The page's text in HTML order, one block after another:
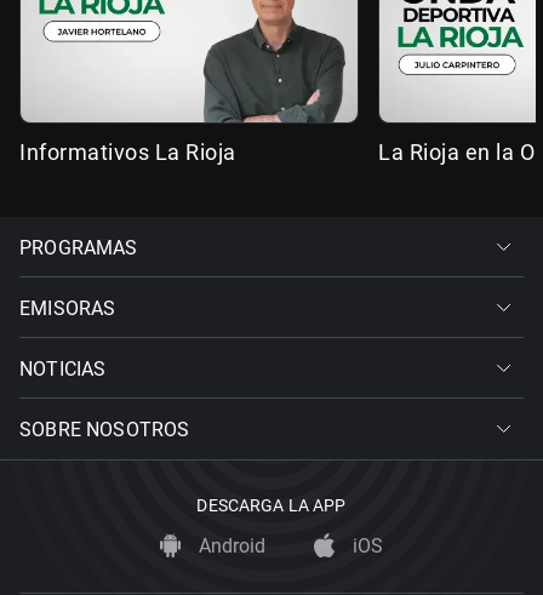
Informativos La Rioja La Rioja en la
PROGRAMAS
EMISORAS
NOTICIAS
SOBRE NOSOTROS
DESCARGA LA APP
Android iOS